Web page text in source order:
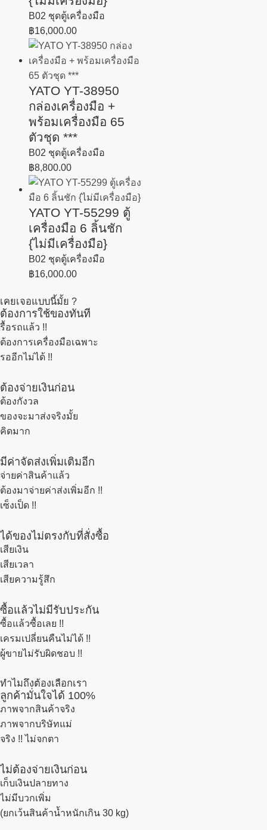
B02 ชุดตู้เครื่องมือ
฿16,000.00
YATO YT-38950
กล่องเครื่องมือ +
พร้อมเครื่องมือ 65
ตัวชุด ***
B02 ชุดตู้เครื่องมือ
฿8,800.00
YATO YT-55299 ตู้
เครื่องมือ 6 ลิ้นชัก
{ไม่มีเครื่องมือ}
B02 ชุดตู้เครื่องมือ
฿16,000.00
เคยเจอแบบนี้มั้ย ?
ต้องการใช้ของทันที
รื้อรถแล้ว !!
ต้องการเครื่องมือเฉพาะ
รออีกไม่ได้ !!
ต้องจ่ายเงินก่อน
ต้องกังวล
ของจะมาส่งจริงมั้ย
คิดมาก
มีค่าจัดส่งเพิ่มเติมอีก
จ่ายค่าสินค้าแล้ว
ต้องมาจ่ายค่าส่งเพิ่มอีก !!
เซ็งเป็ด !!
ได้ของไม่ตรงกับที่สั่งซื้อ
เสียเงิน
เสียเวลา
เสียความรู้สึก
ซื้อแล้วไม่มีรับประกัน
ซื้อแล้วซื้อเลย !!
เครมเปลี่ยนคืนไม่ได้ !!
ผู้ขายไม่รับผิดชอบ !!
ทำไมถึงต้องเลือกเรา
ลูกค้ามั่นใจได้ 100%
ภาพจากสินค้าจริง
ภาพจากบริษัทแม่
จริง !! ไม่จกตา
ไม่ต้องจ่ายเงินก่อน
เก็บเงินปลายทาง
ไม่มีบวกเพิ่ม
(ยกเว้นสินค้าน้ำหนักเกิน 30 kg)